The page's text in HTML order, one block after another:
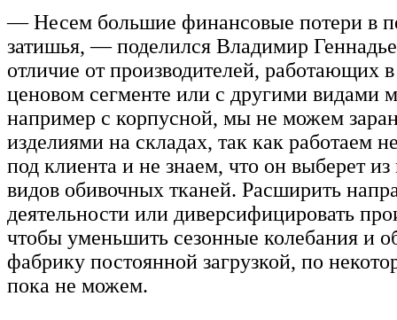
— Несем большие финансовые потери в
затишья, — поделился Владимир
отличие от производителей, работающих
ценовом сегменте или с другими видами
например с корпусной, мы не можем
изделиями на складах, так как работаем
под клиента и не знаем, что он выберет
видов обивочных тканей. Расширить
деятельности или диверсифицировать
чтобы уменьшить сезонные колебания и
фабрику постоянной загрузкой, по
пока не можем.